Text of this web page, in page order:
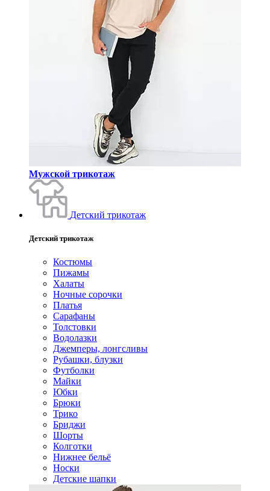
Мужской трикотаж
Детский трикотаж
Детский трикотаж
Костюмы
Пижамы
Халаты
Ночные сорочки
Платья
Сарафаны
Толстовки
Водолазки
Джемперы, лонгсливы
Рубашки, блузки
Футболки
Майки
Юбки
Брюки
Трико
Бриджи
Шорты
Колготки
Нижнее бельё
Носки
Детские шапки